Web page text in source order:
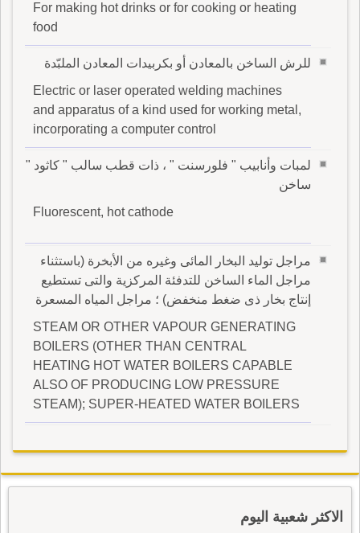
For making hot drinks or for cooking or heating
food
للرش الساخن بالمعادن أو بكربيدات المعادن الملبّدة
Electric or laser operated welding machines
and apparatus of a kind used for working metal,
incorporating a computer control
لمبات وأنابيب " فلورسنت " ، ذات قطب سالب " كاثود "
ساخن
Fluorescent, hot cathode
مراجل توليد البخار المائى وغيره من الأبخرة (باستثناء
مراجل الماء الساخن للتدفئة المركزية والتى تستطيع
إنتاج بخار ذى ضغط منخفض) ؛ مراجل المياه المسعرة
STEAM OR OTHER VAPOUR GENERATING
BOILERS (OTHER THAN CENTRAL
HEATING HOT WATER BOILERS CAPABLE
ALSO OF PRODUCING LOW PRESSURE
STEAM); SUPER-HEATED WATER BOILERS
الاكثر شعبية اليوم